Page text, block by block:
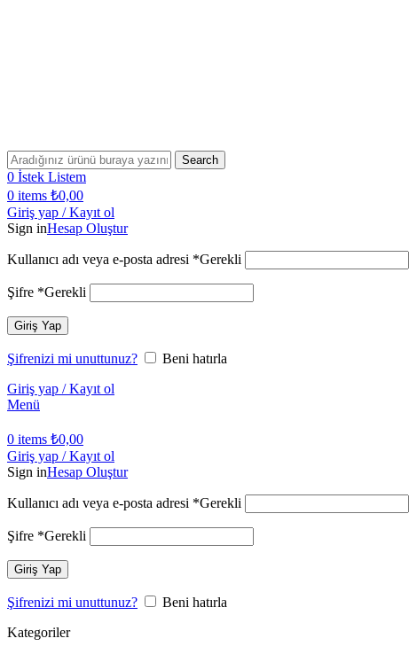
Search
0 İstek Listem
0 items ₺0,00
Giriş yap / Kayıt ol
Sign inHesap Oluştur
Kullanıcı adı veya e-posta adresi *Gerekli
Şifre *Gerekli
Giriş Yap
Şifrenizi mi unuttunuz?
Beni hatırla
Giriş yap / Kayıt ol
Menü
0 items ₺0,00
Giriş yap / Kayıt ol
Sign inHesap Oluştur
Kullanıcı adı veya e-posta adresi *Gerekli
Şifre *Gerekli
Giriş Yap
Şifrenizi mi unuttunuz?
Beni hatırla
Kategoriler